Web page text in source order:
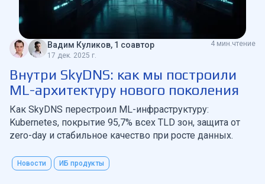
Вадим Куликов, 1 соавтор
17 дек. 2025 г.
4 мин.чтение
Внутри SkyDNS: как мы построили
ML-архитектуру нового поколения
Как SkyDNS перестроил ML-инфраструктуру:
Kubernetes, покрытие 95,7% всех TLD зон, защита от
zero-day и стабильное качество при росте данных.
Новости ИБ продукты